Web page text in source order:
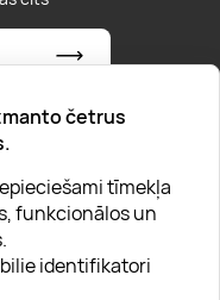
četrus
tīmekļa
funkcionālos un
identifikatori